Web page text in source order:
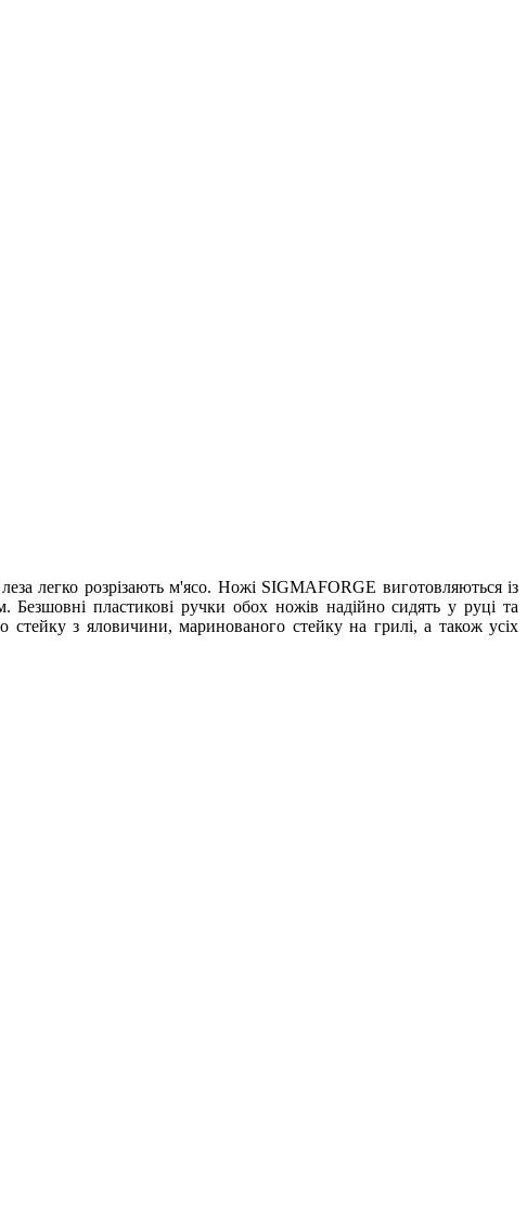
легко розрізають м'ясо. Ножі SIGMAFORGE виготовляються із
пластикові ручки обох ножів надійно сидять у руці та
стейку з яловичини, маринованого стейку на грилі, а також усіх